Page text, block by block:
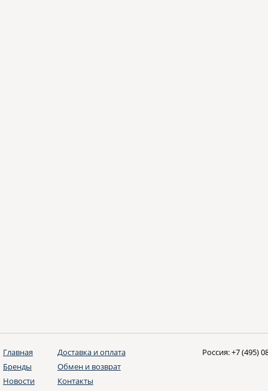
Главная
Бренды
Новости
Доставка и оплата
Обмен и возврат
Контакты
Россия:+7 (495)